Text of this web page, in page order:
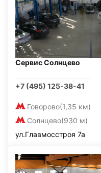
Сервис Солнцево
+7 (495) 125-38-41
Говорово(1,35 км)
Солнцево(930 м)
ул.Главмосстроя 7а